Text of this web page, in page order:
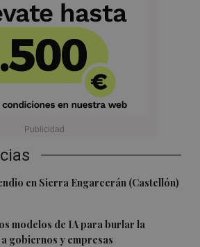
en Sierra Engarcerán (Castellón)
modelos de IA para burlar la
gobiernos y empresas